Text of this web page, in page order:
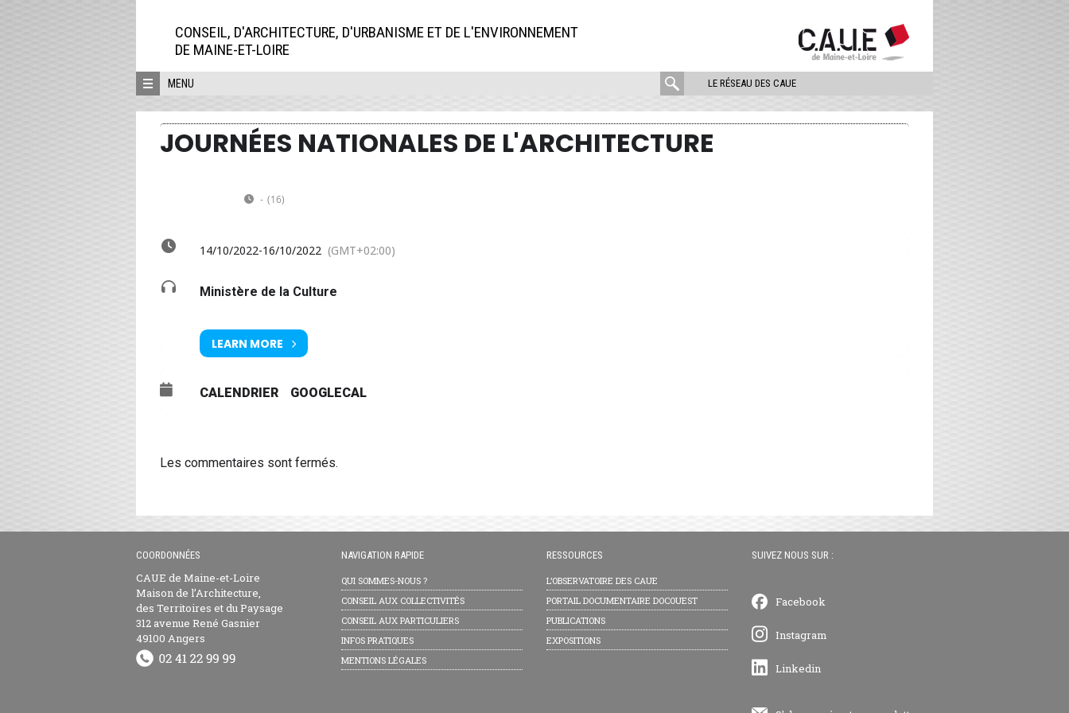
CONSEIL, D'ARCHITECTURE, D'URBANISME ET DE L'ENVIRONNEMENT
DE MAINE-ET-LOIRE
MENU LE RÉSEAU DES CAUE
rechercher
:
JOURNÉES NATIONALES DE L'ARCHITECTURE
- (16)
14/10/2022-16/10/2022 (GMT+02:00)
Ministère de la Culture
LEARN MORE
CALENDRIER GOOGLECAL
Les commentaires sont fermés.
COORDONNÉES
CAUE de Maine-et-Loire
Maison de l’Architecture,
des Territoires et du Paysage
312 avenue René Gasnier
49100 Angers
NAVIGATION RAPIDE
QUI SOMMES-NOUS ?
CONSEIL AUX COLLECTIVITÉS
CONSEIL AUX PARTICULIERS
INFOS PRATIQUES
MENTIONS LÉGALES
RESSOURCES
L’OBSERVATOIRE DES CAUE
PORTAIL DOCUMENTAIRE DOCOUEST
PUBLICATIONS
EXPOSITIONS
SUIVEZ NOUS SUR :
Facebook
Instagram
Linkedin